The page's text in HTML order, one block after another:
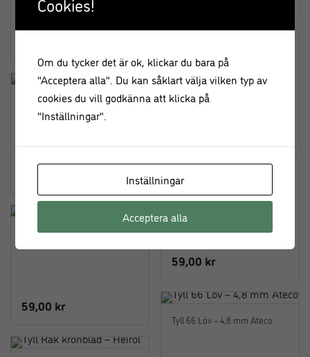
Tyll 824 Stjärna – 12 mm Ateco
Tyll – French Star – 4mm –
Silikomart
Tyll – French star – 12 mm
59,00 kr
Tyll 880 Honore – 27 mm
59,00 kr
Tyll 66 Löv – 4,8 mm Ateco
Om du tycker det är ok, klickar du bara på
"Acceptera alla". Du kan såklart välja vilken typ av
cookies du vill godkänna att klicka på
"Inställningar".
Inställningar
Acceptera alla